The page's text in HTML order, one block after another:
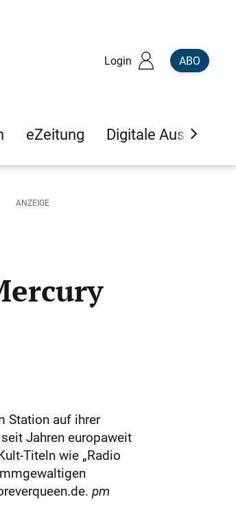
Login ABO
eZeitung Digitale Ausgaben
Station auf ihrer
Jahren europaweit
Titeln wie „Radio
pm